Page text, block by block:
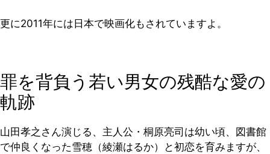
更に2011年には日本で映画化もされていますよ。
罪を背負う若い男女の残酷な愛の
軌跡
山田孝之さん演じる、主人公・桐原亮司は幼い頃、図書館
で仲良くなった雪穂（綾瀬はるか）と初恋を育みますが、